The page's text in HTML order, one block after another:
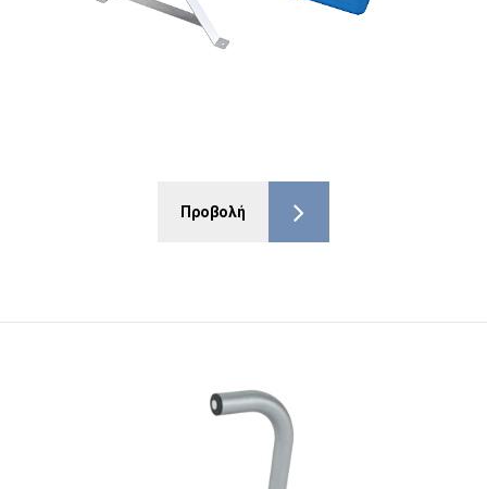
Προβολή